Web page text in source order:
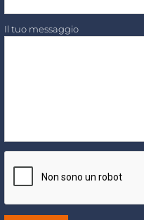
Il tuo messaggio